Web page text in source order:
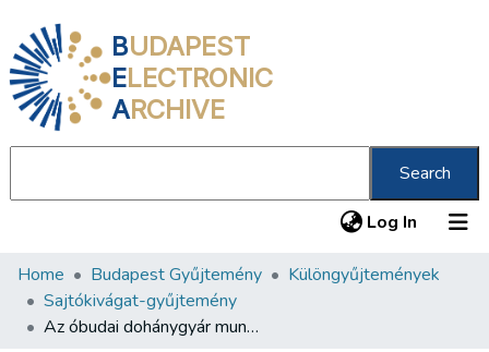
BUDAPEST
ELECTRONIC
ARCHIVE
Search
Log In (current)
Communities & Collections
All of DSpace
Home Budapest Gyűjtemény
Különgyűjtemények
Sajtókivágat-gyűjtemény
Az óbudai dohánygyár munkásnőit kizárták